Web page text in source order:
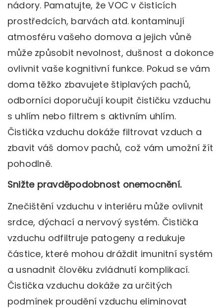
nádory. Pamatujte, že VOC v čisticích
prostředcích, barvách atd. kontaminují
atmosféru vašeho domova a jejich vůně
může způsobit nevolnost, dušnost a dokonce
ovlivnit vaše kognitivní funkce. Pokud se vám
doma těžko zbavujete štiplavých pachů,
odborníci doporučují koupit čističku vzduchu
s uhlím nebo filtrem s aktivním uhlím.
Čistička vzduchu dokáže filtrovat vzduch a
zbavit váš domov pachů, což vám umožní žít
pohodlně.
Snižte pravděpodobnost onemocnění.
Znečištění vzduchu v interiéru může ovlivnit
srdce, dýchací a nervový systém. Čistička
vzduchu odfiltruje patogeny a redukuje
částice, které mohou dráždit imunitní systém
a usnadnit člověku zvládnutí komplikací.
Čistička vzduchu dokáže za určitých
podmínek proudění vzduchu eliminovat